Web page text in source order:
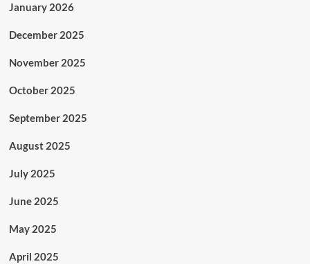
January 2026
December 2025
November 2025
October 2025
September 2025
August 2025
July 2025
June 2025
May 2025
April 2025